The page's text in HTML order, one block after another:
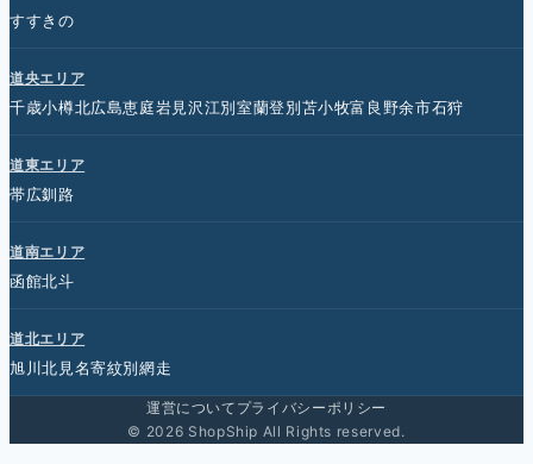
すすきの
道央エリア
千歳小樽北広島恵庭岩見沢江別室蘭登別苫小牧富良野余市石狩
道東エリア
帯広釧路
道南エリア
函館北斗
道北エリア
旭川北見名寄紋別網走
運営について プライバシーポリシー
© 2026 ShopShip All Rights reserved.